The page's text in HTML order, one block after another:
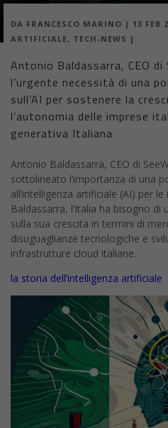
DA FRANCESCO MARINO | 13 FEB
ARTIFICIALE, TECH-NEWS |
Antonio Baldassarra, CEO
l’urgente necessità di una
sull’AI per sostenere la
l’autonomia delle imprese
generativa Italiana
Antonio Baldassarra, CEO di
sottolineato l’importanza di una
all’intelligenza artificiale (AI) per
Baldassarra, l’Italia ha bisogno
sulla sua crescita in termini di
disuguaglianze tecnologiche e
infrastrutture cloud italiane.
la storia dell’intelligenza artificiale